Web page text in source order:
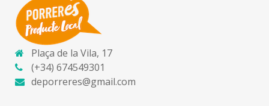
Plaça de la Vila, 17
(+34) 674549301
deporreres@gmail.com